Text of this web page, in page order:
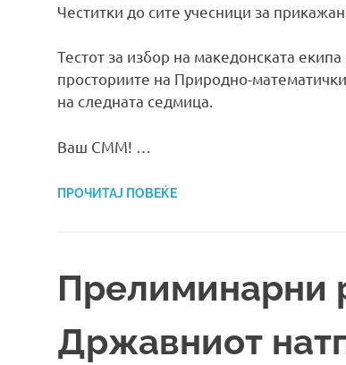
Честитки до сите учесници за
Тестот за избор на македонската
просториите на Природно-
на следната седмица.
Ваш СММ! …
ПРОЧИТАЈ ПОВЕЌЕ
Прелиминарни
Државниот